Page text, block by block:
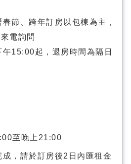
節、跨年訂房以包棟為主，
電詢問
15:00起，退房時間為隔日
至晚上21:00
，請於訂房後2日內匯租金